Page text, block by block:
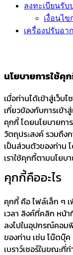
ลงทะเบียนรับ
เงื่อนไ
เครื่องปรับอา
นโยบายการใช้คุ
เมื่อท่านได้เข้าสู่เว็
เกี่ยวข้องกับการเข้า
คุกกี้ โดยนโยบายกา
วัตถุประสงค์ รวมถึง
เป็นส่วนตัวของท่าน
เราใช้คุกกี้ตามนโยบ
คุกกี้คืออะไร
คุกกี้ คือ ไฟล์เล็ก ๆ เ
เวลา ลิงค์ที่คลิก หน้า
ลงไปในอุปกรณ์คอมพิ
ของท่าน เช่น โน๊ตบุ๊
เบราว์เซอร์ในขณะที่